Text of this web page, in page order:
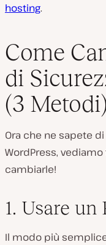
hosting.
Come
di
(3
Ora che ne sapete
WordPress,
cambiarle!
1. Usare
Il modo più